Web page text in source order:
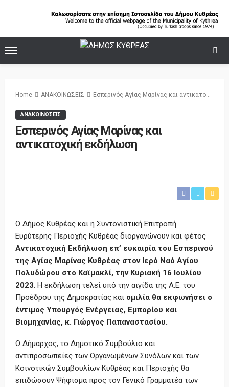
Home ΑΝΑΚΟΙΝΩΣΕΙΣ Εσπερινός Αγίας Μαρίνας και αντικατοχική εκδήλωση
ΑΝΑΚΟΙΝΩΣΕΙΣ
Εσπερινός Αγίας Μαρίνας και
αντικατοχική εκδήλωση
Ο Δήμος Κυθρέας και η Συντονιστική Επιτροπή
Ευρύτερης Περιοχής Κυθρέας διοργανώνουν και φέτος
Αντικατοχική Εκδήλωση επ’ ευκαιρία του Εσπερινού
της Αγίας Μαρίνας Κυθρέας στον Ιερό Ναό Αγίου
Πολυδώρου στο Καϊμακλί, την Κυριακή 16 Ιουλίου
2023. Η εκδήλωση τελεί υπό την αιγίδα της Α.Ε. του
Προέδρου της Δημοκρατίας και ομιλία θα εκφωνήσει ο
έντιμος Υπουργός Ενέργειας, Εμπορίου και
Βιομηχανίας, κ. Γιώργος Παπαναστασίου.
Ο Δήμαρχος, το Δημοτικό Συμβούλιο και
αντιπροσωπείες των Οργανωμένων Συνόλων και των
Κοινοτικών Συμβουλίων Κυθρέας και Περιοχής θα
επιδώσουν Ψήφισμα προς τον Γενικό Γραμματέα των